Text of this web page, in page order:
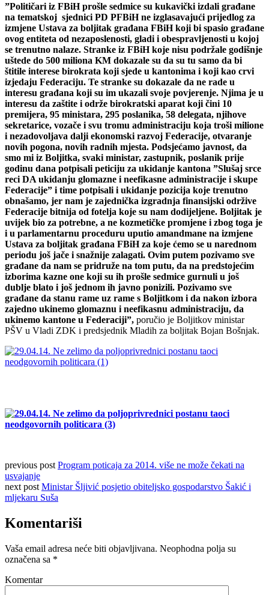
”Političari iz FBiH prošle sedmice su kukavički izdali građane
na tematskoj sjednici PD PFBiH ne izglasavajući prijedlog za
izmjene Ustava za boljitak građana FBiH koji bi spasio građane
ovog entiteta od nezaposlenosti, gladi i obespravljenosti u kojoj
se trenutno nalaze. Stranke iz FBiH koje nisu podržale godišnje
uštede do 500 miliona KM dokazale su da su tu samo da bi
štitile interese birokrata koji sjede u kantonima i koji kao crvi
izjedaju Federaciju. Te stranke su dokazale da ne rade u
interesu građana koji su im ukazali svoje povjerenje. Njima je u
interesu da zaštite i održe birokratski aparat koji čini 10
premijera, 95 ministara, 295 poslanika, 58 delegata, njihove
sekretarice, vozače i svu tromu administraciju koja troši milione
i nezadovoljava dalji ekonomski razvoj Federacije, otvaranje
novih pogona, novih radnih mjesta. Podsjećamo javnost, da
smo mi iz Boljitka, svaki ministar, zastupnik, poslanik prije
godinu dana potpisali peticiju za ukidanje kantona ”Slušaj srce
reci DA ukidanju glomazne i neefikasne administracije i skupe
Federacije” i time potpisali i ukidanje pozicija koje trenutno
obnašamo, jer nam je zajednička izgradnja finansijski održive
Federacije bitnija od fotelja koje su nam dodijeljene. Boljitak je
uvijek bio za potrebne, a ne kozmetičke promjene i zbog toga je
i u parlamentarnu proceduru uputio amandmane na izmjene
Ustava za boljitak građana FBiH za koje ćemo se u narednom
periodu još jače i snažnije zalagati. Ovim putem pozivamo sve
građane da nam se pridruže na tom putu, da na predstojećim
izborima kazne one koji su ih prošle sedmice gurnuli u još
dublje blato i još jednom ih javno ponizili. Pozivamo sve
građane da stanu rame uz rame s Boljitkom i da nakon izbora
zajedno ukinemo glomaznu i neefikasnu administraciju, da
ukinemo kantone u Federaciji”, poručio je Boljitkov ministar
PŠV u Vladi ZDK i predsjednik Mladih za boljitak Bojan Bošnjak.
previous post Program poticaja za 2014. više ne može čekati na
usvajanje
next post Ministar Šljivić posjetio obiteljsko gospodarstvo Šakić i
mljekaru Suša
Komentariši
Vaša email adresa neće biti objavljivana. Neophodna polja su
označena sa *
Komentar